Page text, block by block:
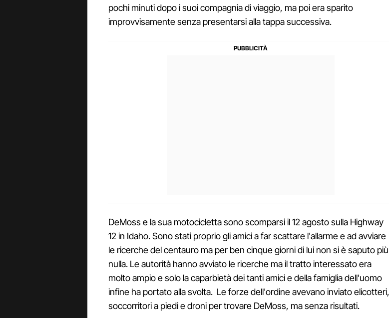
pochi minuti dopo i suoi compagnia di viaggio, ma poi era sparito
improvvisamente senza presentarsi alla tappa successiva.
DeMoss e la sua motocicletta sono scomparsi il 12 agosto sulla Highway
12 in Idaho. Sono stati proprio gli amici a far scattare l'allarme e ad avviare
le ricerche del centauro ma per ben cinque giorni di lui non si è saputo più
nulla. Le autorità hanno avviato le ricerche ma il tratto interessato era
molto ampio e solo la caparbietà dei tanti amici e della famiglia dell'uomo
infine ha portato alla svolta. Le forze dell'ordine avevano inviato elicotteri,
soccorritori a piedi e droni per trovare DeMoss, ma senza risultati.